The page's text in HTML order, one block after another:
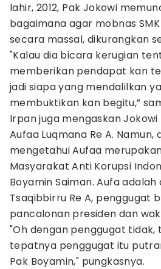
lahir, 2012, Pak Jokowi
bagaimana agar mobnas
secara massal, dikurangkan
"Kalau dia bicara kerugian
memberikan pendapat kan
jadi siapa yang mendalilkan
membuktikan kan begitu,”
Irpan juga mengaskan
Aufaa Luqmana Re A. Namun,
mengetahui Aufaa
Masyarakat Anti Korupsi
Boyamin Saiman. Aufa
Tsaqibbirru Re A, penggugat
pancalonan presiden dan
"Oh dengan penggugat tidak,
tepatnya penggugat itu
Pak Boyamin," pungkasnya.